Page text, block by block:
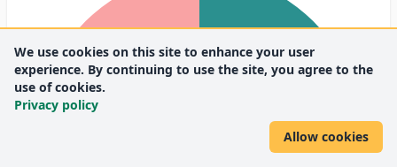
33.3%
We use cookies on this site to enhance your user
experience. By continuing to use the site, you agree to the
use of cookies.
Privacy policy
Allow cookies